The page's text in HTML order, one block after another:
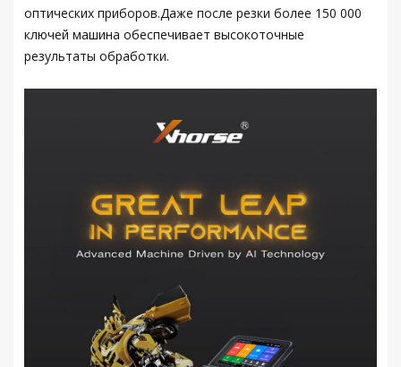
оптических приборов.Даже после резки более 150 000
ключей машина обеспечивает высокоточные
результаты обработки.